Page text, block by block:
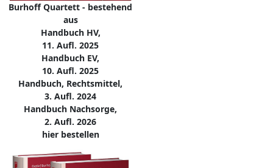
Burhoff Quartett - bestehend
aus
Handbuch HV,
11. Aufl. 2025
Handbuch EV,
10. Aufl. 2025
Handbuch, Rechtsmittel,
3. Aufl. 2024
Handbuch Nachsorge,
2. Aufl. 2026
hier bestellen